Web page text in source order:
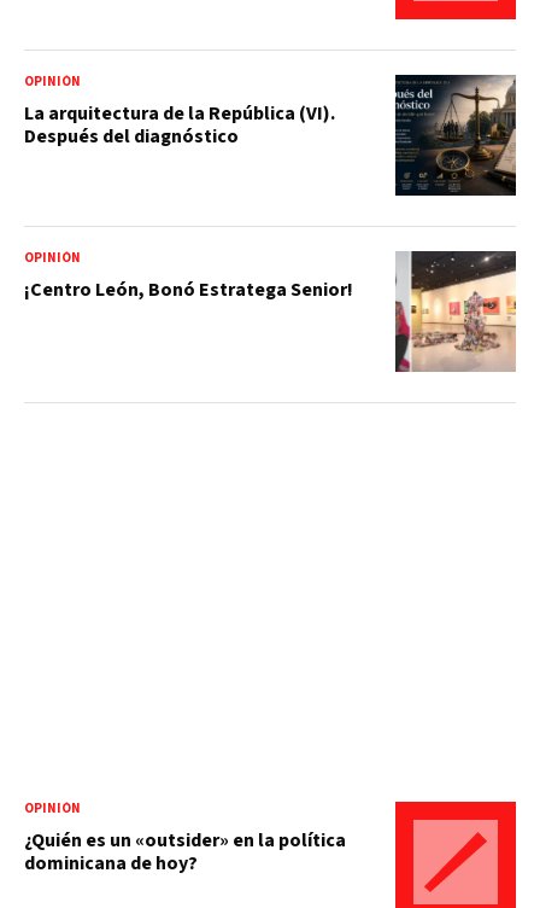
OPINIÓN
La arquitectura de la República (VI).
Después del diagnóstico
OPINIÓN
¡Centro León, Bonó Estratega Senior!
OPINIÓN
¿Quién es un «outsider» en la política
dominicana de hoy?